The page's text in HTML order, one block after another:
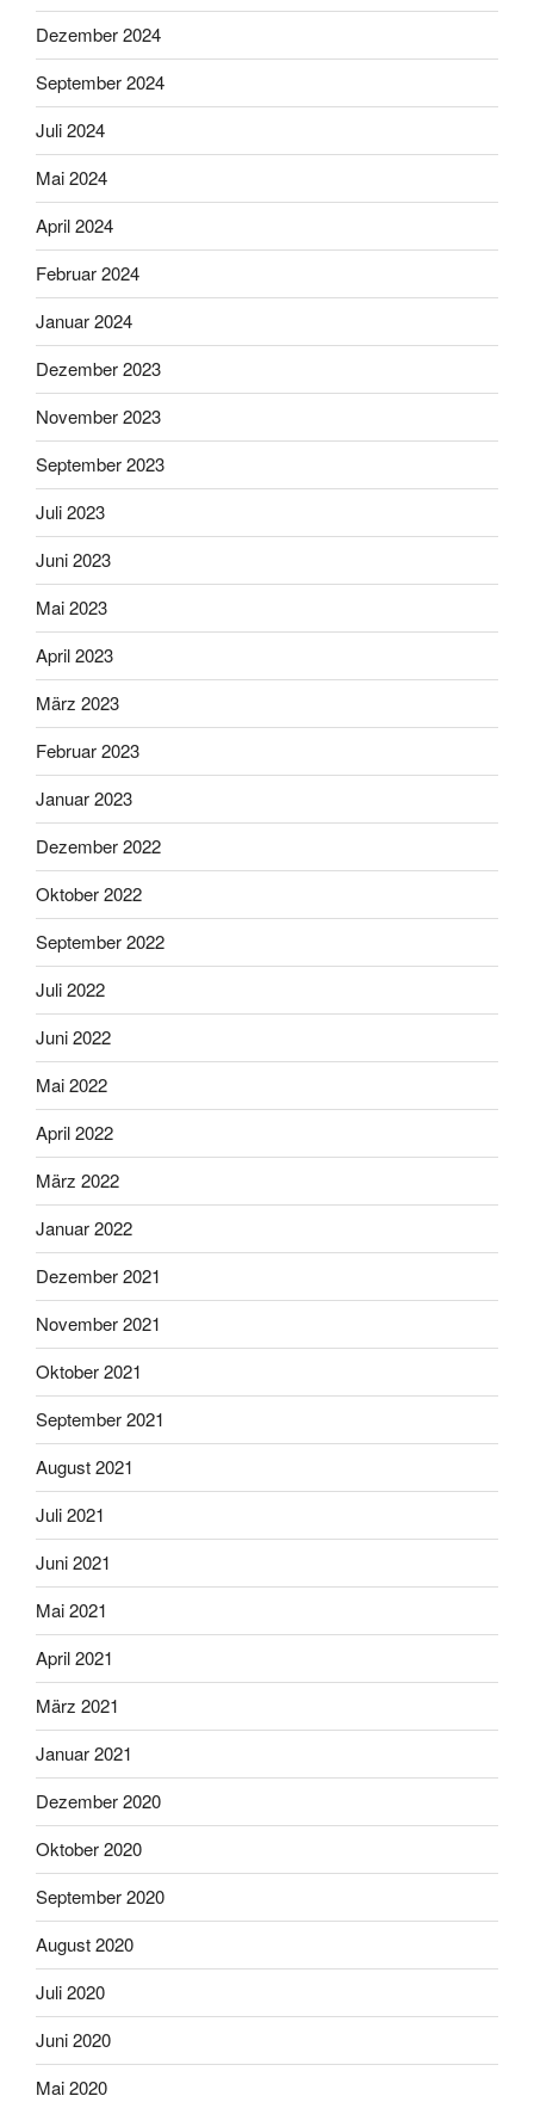
Dezember 2024
September 2024
Juli 2024
Mai 2024
April 2024
Februar 2024
Januar 2024
Dezember 2023
November 2023
September 2023
Juli 2023
Juni 2023
Mai 2023
April 2023
März 2023
Februar 2023
Januar 2023
Dezember 2022
Oktober 2022
September 2022
Juli 2022
Juni 2022
Mai 2022
April 2022
März 2022
Januar 2022
Dezember 2021
November 2021
Oktober 2021
September 2021
August 2021
Juli 2021
Juni 2021
Mai 2021
April 2021
März 2021
Januar 2021
Dezember 2020
Oktober 2020
September 2020
August 2020
Juli 2020
Juni 2020
Mai 2020